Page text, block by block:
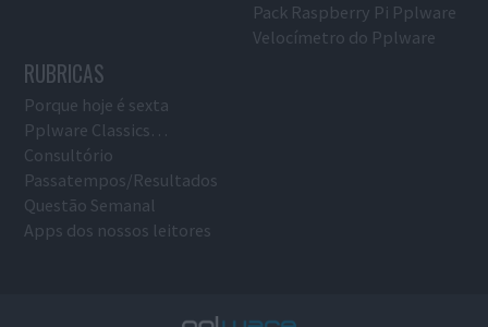
Pack Raspberry Pi Pplware
Velocímetro do Pplware
RUBRICAS
Porque hoje é sexta
Pplware Classics…
Consultório
Passatempos/Resultados
Questão Semanal
Apps dos nossos leitores